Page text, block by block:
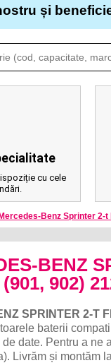
și
cu cele
Benz Sprinter 2-t
BENZ
902)
SPRINTER 2-T
baterii
date. Pentru a ne
Livrăm și montăm